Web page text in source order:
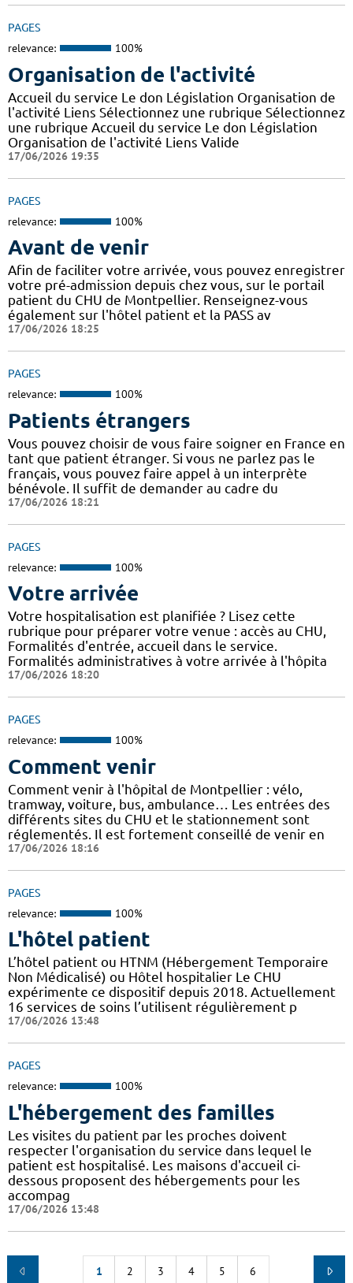
PAGES
relevance: 100%
Organisation de l'activité
Accueil du service Le don Législation Organisation de
l'activité Liens Sélectionnez une rubrique Sélectionnez
une rubrique Accueil du service Le don Législation
Organisation de l'activité Liens Valide
17/06/2026 19:35
PAGES
relevance: 100%
Avant de venir
Afin de faciliter votre arrivée, vous pouvez enregistrer
votre pré-admission depuis chez vous, sur le portail
patient du CHU de Montpellier. Renseignez-vous
également sur l'hôtel patient et la PASS av
17/06/2026 18:25
PAGES
relevance: 100%
Patients étrangers
Vous pouvez choisir de vous faire soigner en France en
tant que patient étranger. Si vous ne parlez pas le
français, vous pouvez faire appel à un interprète
bénévole. Il suffit de demander au cadre du
17/06/2026 18:21
PAGES
relevance: 100%
Votre arrivée
Votre hospitalisation est planifiée ? Lisez cette
rubrique pour préparer votre venue : accès au CHU,
Formalités d'entrée, accueil dans le service.
Formalités administratives à votre arrivée à l'hôpita
17/06/2026 18:20
PAGES
relevance: 100%
Comment venir
Comment venir à l'hôpital de Montpellier : vélo,
tramway, voiture, bus, ambulance… Les entrées des
différents sites du CHU et le stationnement sont
réglementés. Il est fortement conseillé de venir en
17/06/2026 18:16
PAGES
relevance: 100%
L'hôtel patient
L’hôtel patient ​​ou HTNM (Hébergement Temporaire
Non Médicalisé)​​​​​​ ou Hôtel hospitalier Le CHU
expérimente ce dispositif depuis 2018. Actuellement
16 services de soins l’utilisent régulièrement p
17/06/2026 13:48
PAGES
relevance: 100%
L'hébergement des familles
Les visites du patient par les proches doivent
respecter l'organisation du service dans lequel le
patient est hospitalisé. Les maisons d'accueil ci-
dessous proposent des hébergements pour les
accompag
17/06/2026 13:48
1 2 3 4 5 6